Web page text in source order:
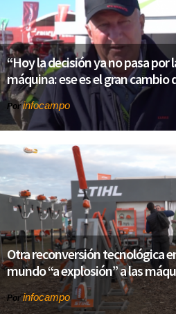
“Hoy la decisión ya no pasa por
máquina: ese es el gran cambio
Porinfocampo
Otra reconversión tecnológica
mundo “a explosión” a las
Porinfocampo